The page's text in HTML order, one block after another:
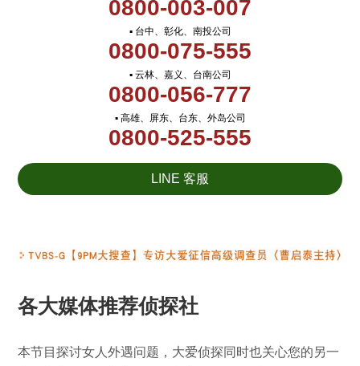
0800-003-007
▪ 台中、彰化、南投公司
0800-075-555
▪ 云林、嘉义、台南公司
0800-056-777
▪ 高雄、屏东、台东、外岛公司
0800-525-555
LINE 客服
各大媒体推荐侦探社
本节目探讨女人外遇问题，大爱侦探同时也关心您的另一